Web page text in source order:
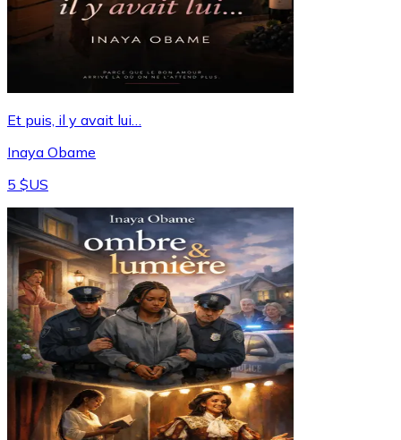
Et puis, il y avait lui…
Inaya Obame
5 $US